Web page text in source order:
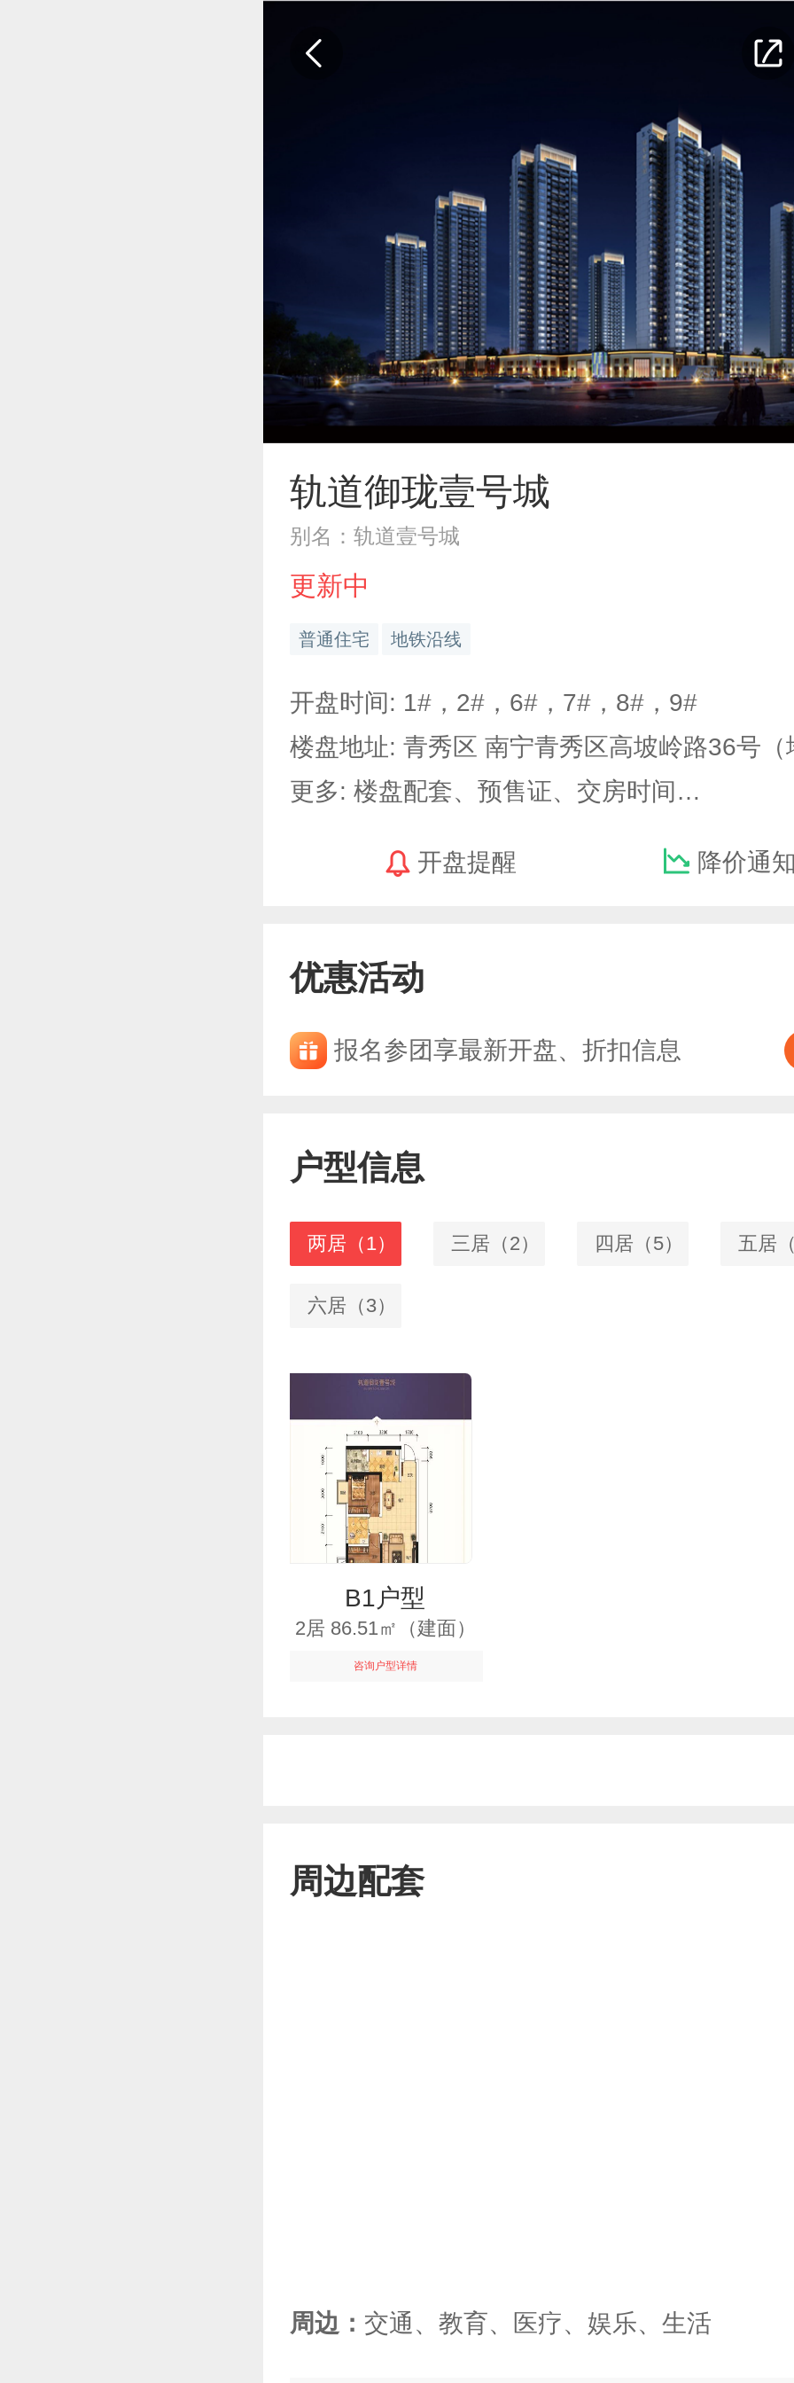
轨道御珑壹号城
别名：轨道壹号城
更新中
普通住宅 地铁沿线
开盘时间: 1#，2#，6#，7#，8#，9#
楼盘地址: 青秀区 南宁青秀区高坡岭路36号（
更多: 楼盘配套、预售证、交房时间…
开盘提醒 降价通
优惠活动
报名参团享最新开盘、折扣信息
户型信息
两居（1） 三居（2） 四居（5） 五居
六居（3）
B1户型
2居 86.51㎡（建面）
咨询户型详情
周边配套
周边： 交通、教育、医疗、娱乐、生活